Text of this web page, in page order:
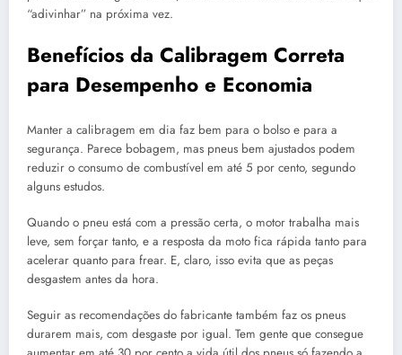
“adivinhar” na próxima vez.
Benefícios da Calibragem Correta
para Desempenho e Economia
Manter a calibragem em dia faz bem para o bolso e para a
segurança. Parece bobagem, mas pneus bem ajustados podem
reduzir o consumo de combustível em até 5 por cento, segundo
alguns estudos.
Quando o pneu está com a pressão certa, o motor trabalha mais
leve, sem forçar tanto, e a resposta da moto fica rápida tanto para
acelerar quanto para frear. E, claro, isso evita que as peças
desgastem antes da hora.
Seguir as recomendações do fabricante também faz os pneus
durarem mais, com desgaste por igual. Tem gente que consegue